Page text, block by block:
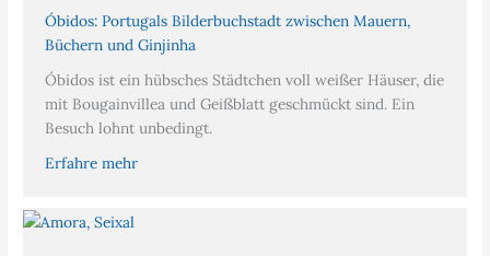
Óbidos: Portugals Bilderbuchstadt zwischen Mauern,
Büchern und Ginjinha
Óbidos ist ein hübsches Städtchen voll weißer Häuser, die
mit Bougainvillea und Geißblatt geschmückt sind. Ein
Besuch lohnt unbedingt.
Erfahre mehr